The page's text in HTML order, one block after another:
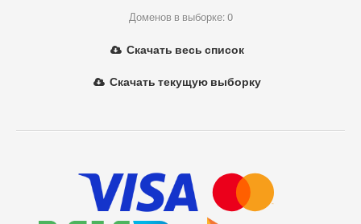
Доменов в выборке: 0
Скачать весь список
Скачать текущую выборку